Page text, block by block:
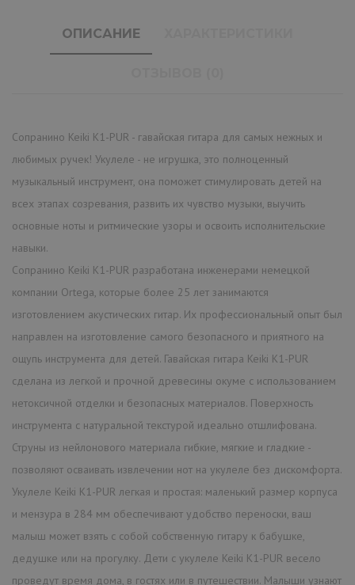
ОПИСАНИЕ
Сопранино Keiki K1-PUR - гавайская гитара для самых нежных и
любимых ручек! Укулеле - не игрушка, это полноценный
музыкальный инструмент, она поможет стимулировать детей на
всех этапах созревания, развить их чувство музыки, выучить
основные ноты и ритмические узоры и освоить исполнительские
навыки.
Сопранино Keiki K1-PUR разработана инженерами немецкой
компании Ortega, которые более 25 лет занимаются
изготовлением акустических гитар. Их профессиональный опыт был
направлен на изготовление самого безопасного и приятного на
ощупь инструмента для детей. Гавайская гитара Keiki K1-PUR
сделана из легкой и прочной древесины окуме с использованием
нетоксичной отделки и безопасных материалов. Поверхность
инструмента с натуральной текстурой идеально отшлифована.
Струны из нейлонового материала гибкие, мягкие и гладкие -
позволяют осваивать извлечении нот на укулеле без дискомфорта.
Укулеле Keiki K1-PUR легкая и простая: маленький размер корпуса
и мензура в 284 мм обеспечивают удобство переноски, ваш
малыш может взять с собой собственную гитару к бабушке,
дедушке или на прогулку. Дети с укулеле Keiki K1-PUR весело
проведут время дома, в гостях или в путешествии. Малыши узнают